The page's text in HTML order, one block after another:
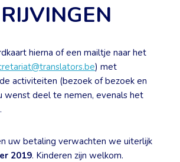
hierna of een mailtje naar het
) met
activiteiten (bezoek of bezoek en
wenst deel te nemen, evenals het
uw betaling verwachten we uiterlijk
2019. Kinderen zijn welkom.